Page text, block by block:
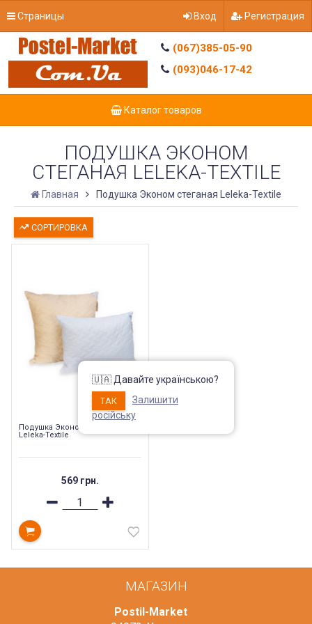
Страницы Вход Регистрация
(067)385-05-90
(093)046-17-42
Каталог товаров
ПОДУШКА ЭКОНОМ
СТЕГАНАЯ LELEKA-TEXTILE
Главная Подушка Эконом стеганая Leleka-Textile
СОРТИРОВКА
Подушка Эконом стеганая
Leleka-Textile
569 грн.
МАГАЗИН
Postil-Market
🇺🇦 Давайте українською?
ТАК
Залишити
російську